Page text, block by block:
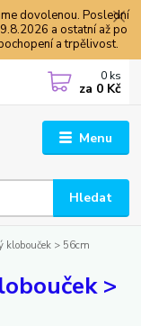
dovolenou. Poslední
a ostatní až po
a trpělivost.
Menu
Hledat
0 ks
za 0 Kč
klobouček > 56cm
>